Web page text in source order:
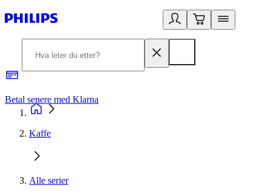
Betal senere med Klarna
Kaffe
Alle serier